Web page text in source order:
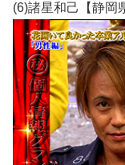
(6)諸星和己【静岡